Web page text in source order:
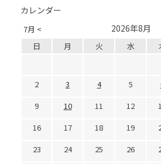
カレンダー
7月 < 2026年8月
日 月 火 水
2
3 4 5
9
10 11 12
16
17 18 19
23
24 25 26